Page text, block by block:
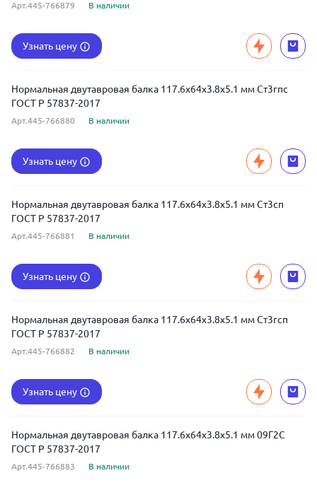
Арт.445-766879 В наличии
Узнать цену
Нормальная двутавровая балка 117.6x64x3.8x5.1 мм Ст3гпс
ГОСТ Р 57837-2017
Арт.445-766880 В наличии
Узнать цену
Нормальная двутавровая балка 117.6x64x3.8x5.1 мм Ст3сп
ГОСТ Р 57837-2017
Арт.445-766881 В наличии
Узнать цену
Нормальная двутавровая балка 117.6x64x3.8x5.1 мм Ст3гсп
ГОСТ Р 57837-2017
Арт.445-766882 В наличии
Узнать цену
Нормальная двутавровая балка 117.6x64x3.8x5.1 мм 09Г2С
ГОСТ Р 57837-2017
Арт.445-766883 В наличии